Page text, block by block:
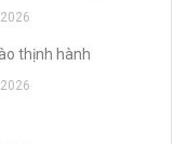
thịnh hành